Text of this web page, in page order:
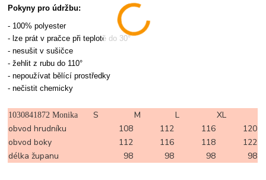
Pokyny pro údržbu:
- 100% polyester
- lze prát v pračce při teplotě do 30°
- nesušit v sušičce
- žehlit z rubu do 110°
- nepoužívat bělící prostředky
- nečistit chemicky
1030841872 Monika S M L
XL
obvod hrudníku
108 112 116
120
obvod boky
112 116 118
122
délka županu
98 98 98 98